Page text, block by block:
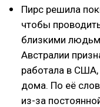
Пирс решила
чтобы
близкими
Австралии
работала в
дома. По её
из-за